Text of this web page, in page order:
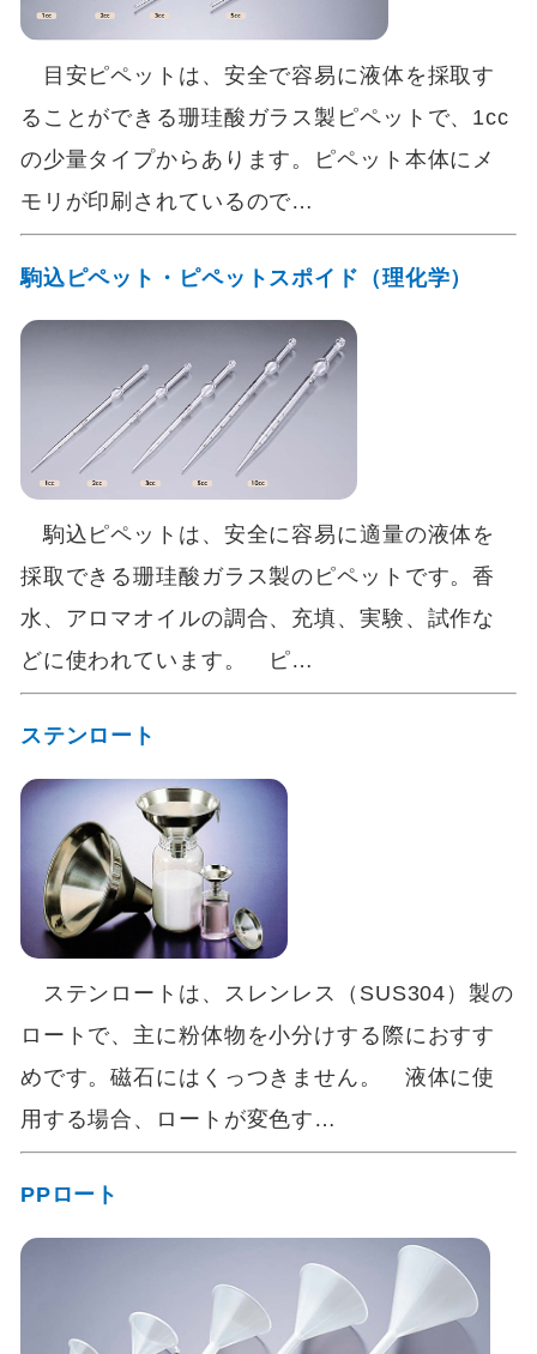
目安ピペットは、安全で容易に液体を採取す
ることができる珊珪酸ガラス製ピペットで、1cc
の少量タイプからあります。ピペット本体にメ
モリが印刷されているので…
駒込ピペット・ピペットスポイド（理化学）
駒込ピペットは、安全に容易に適量の液体を
採取できる珊珪酸ガラス製のピペットです。香
水、アロマオイルの調合、充填、実験、試作な
どに使われています。 ピ…
ステンロート
ステンロートは、スレンレス（SUS304）製の
ロートで、主に粉体物を小分けする際におすす
めです。磁石にはくっつきません。 液体に使
用する場合、ロートが変色す…
PPロート